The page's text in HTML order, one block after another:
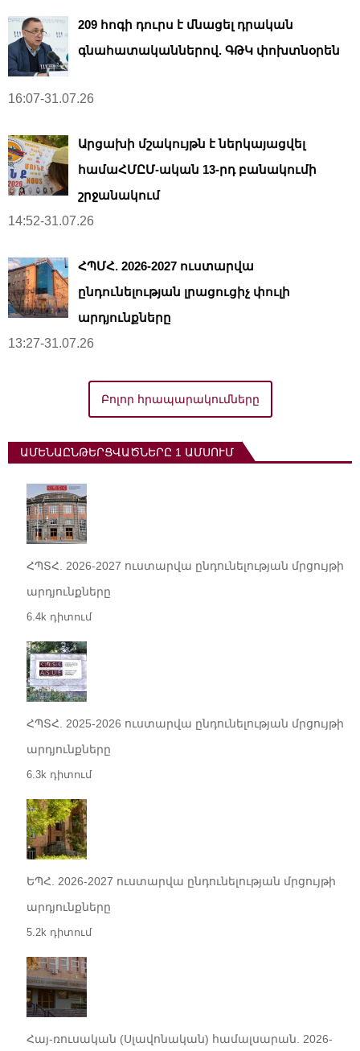
209 հոգի դուրս է մնացել դրական
գնահատականներով. ԳԹԿ փոխտնօրեն
16:07-31.07.26
Արցախի մշակույթն է ներկայացվել
համաՀՄԸՄ-ական 13-րդ բանակումի
շրջանակում
14:52-31.07.26
ՀՊՄՀ. 2026-2027 ուստարվա
ընդունելության լրացուցիչ փուլի
արդյունքները
13:27-31.07.26
Բոլոր հրապարակումները
ԱՄԵՆԱԸՆԹԵՐՑՎԱԾՆԵՐԸ 1 ԱՄՍՈՒՄ
ՀՊՏՀ. 2026-2027 ուստարվա ընդունելության մրցույթի
արդյունքները
6.4k դիտում
ՀՊՏՀ. 2025-2026 ուստարվա ընդունելության մրցույթի
արդյունքները
6.3k դիտում
ԵՊՀ. 2026-2027 ուստարվա ընդունելության մրցույթի
արդյունքները
5.2k դիտում
Հայ-ռուսական (Սլավոնական) համալսարան. 2026-